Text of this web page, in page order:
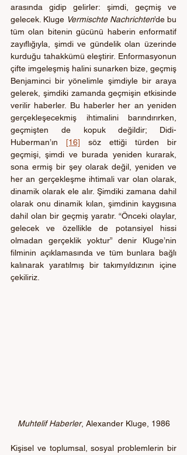
arasında gidip gelirler: şimdi, geçmiş ve
gelecek. Kluge Vermischte Nachrichten’de bu
tüm olan bitenin gücünü haberin enformatif
zayıflığıyla, şimdi ve gündelik olan üzerinde
kurduğu tahakkümü eleştirir. Enformasyonun
çifte imgeleşmiş halini sunarken bize, geçmiş
Benjaminci bir yönelimle şimdiyle bir araya
gelerek, şimdiki zamanda geçmişin etkisinde
verilir haberler. Bu haberler her an yeniden
gerçekleşecekmiş ihtimalini barındırırken,
geçmişten de kopuk değildir; Didi-
Huberman’ın [16] söz ettiği türden bir
geçmişi, şimdi ve burada yeniden kurarak,
sona ermiş bir şey olarak değil, yeniden ve
her an gerçekleşme ihtimali var olan olarak,
dinamik olarak ele alır. Şimdiki zamana dahil
olarak onu dinamik kılan, şimdinin kaygısına
dahil olan bir geçmiş yaratır. “Önceki olaylar,
gelecek ve özellikle de potansiyel hissi
olmadan gerçeklik yoktur” denir Kluge’nin
filminin açıklamasında ve tüm bunlara bağlı
kalınarak yaratılmış bir takımyıldızının içine
çekiliriz.
Muhtelif Haberler, Alexander Kluge, 1986
Kişisel ve toplumsal, sosyal problemlerin bir